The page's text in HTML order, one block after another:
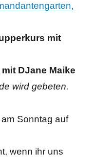
mit
DJane Maike
wird gebeten.
Sonntag auf
wenn ihr uns